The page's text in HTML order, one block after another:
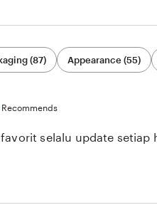
(87) Appearance (55)
Recommends
favorit selalu update setiap